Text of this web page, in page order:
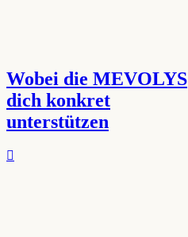
Wobei die MEVOLYS
dich konkret
unterstützen